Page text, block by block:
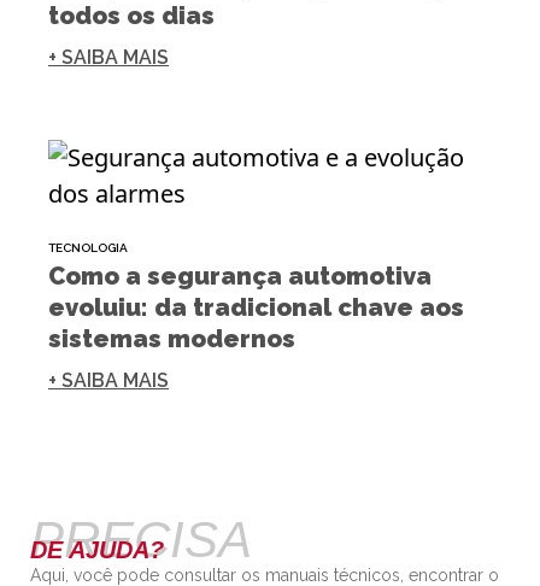
todos os dias
+ SAIBA MAIS
TECNOLOGIA
Como a segurança automotiva
evoluiu: da tradicional chave aos
sistemas modernos
+ SAIBA MAIS
PRECISA
DE AJUDA?
Aqui, você pode consultar os manuais técnicos, encontrar o